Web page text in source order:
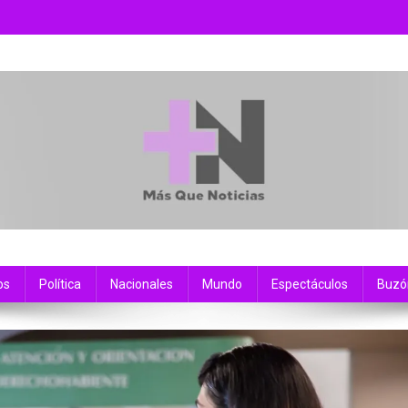
Política Nacionales Mundo Espectáculos